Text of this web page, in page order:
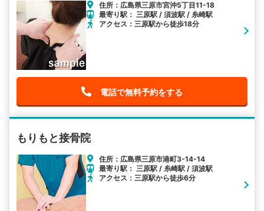
住所：広島県三原市宮沖5丁目11-18
最寄り駅： 三原駅 / 須波駅 / 糸崎駅
アクセス：三原駅から徒歩18分
電話で無料予約をする
もりもと接骨院
住所：広島県三原市港町3-14-14
最寄り駅： 三原駅 / 糸崎駅 / 須波駅
アクセス：三原駅から徒歩6分